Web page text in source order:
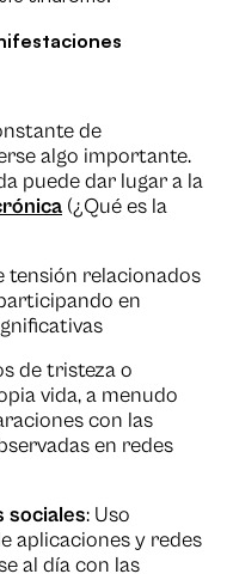
de
algo importante.
puede dar lugar a la
(¿Qué es la
tensión relacionados
en
de tristeza o
vida, a menudo
con las
en redes
sociales: Uso
aplicaciones y redes
al día con las